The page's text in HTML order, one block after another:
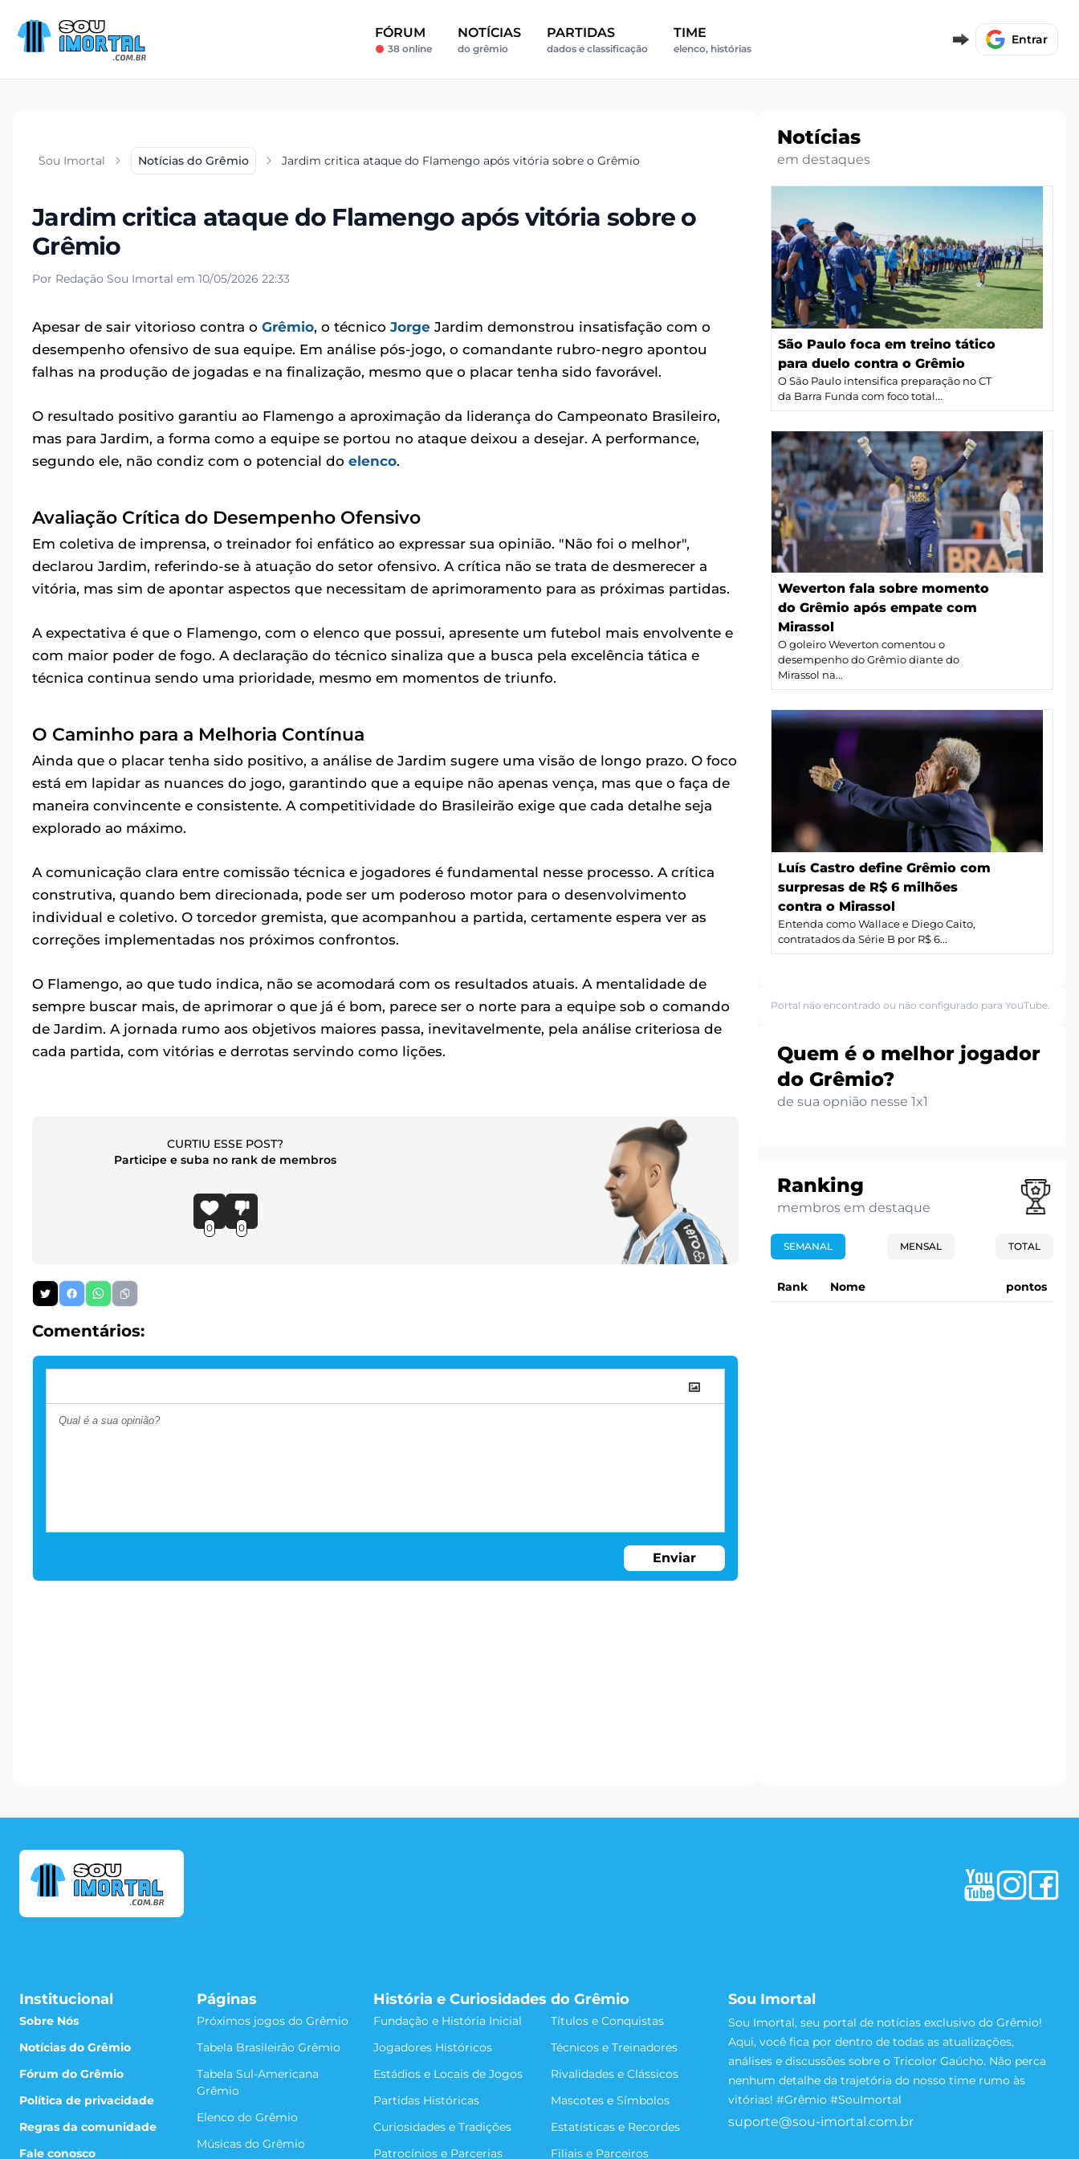
FÓRUM
38 online
NOTÍCIAS
do grêmio
PARTIDAS
dados e classificação
TIME
elenco, histórias
Entrar
Sou Imortal Notícias do Grêmio Jardim critica ataque do Flamengo após vitória sobre o Grêmio
Jardim critica ataque do Flamengo após vitória sobre o
Grêmio
Por Redação Sou Imortal em 10/05/2026 22:33
Apesar de sair vitorioso contra o Grêmio, o técnico Jorge Jardim demonstrou insatisfação com o
desempenho ofensivo de sua equipe. Em análise pós-jogo, o comandante rubro-negro apontou
falhas na produção de jogadas e na finalização, mesmo que o placar tenha sido favorável.
O resultado positivo garantiu ao Flamengo a aproximação da liderança do Campeonato Brasileiro,
mas para Jardim, a forma como a equipe se portou no ataque deixou a desejar. A performance,
segundo ele, não condiz com o potencial do elenco.
Avaliação Crítica do Desempenho Ofensivo
Em coletiva de imprensa, o treinador foi enfático ao expressar sua opinião. "Não foi o melhor",
declarou Jardim, referindo-se à atuação do setor ofensivo. A crítica não se trata de desmerecer a
vitória, mas sim de apontar aspectos que necessitam de aprimoramento para as próximas partidas.
A expectativa é que o Flamengo, com o elenco que possui, apresente um futebol mais envolvente e
com maior poder de fogo. A declaração do técnico sinaliza que a busca pela excelência tática e
técnica continua sendo uma prioridade, mesmo em momentos de triunfo.
O Caminho para a Melhoria Contínua
Ainda que o placar tenha sido positivo, a análise de Jardim sugere uma visão de longo prazo. O foco
está em lapidar as nuances do jogo, garantindo que a equipe não apenas vença, mas que o faça de
maneira convincente e consistente. A competitividade do Brasileirão exige que cada detalhe seja
explorado ao máximo.
A comunicação clara entre comissão técnica e jogadores é fundamental nesse processo. A crítica
construtiva, quando bem direcionada, pode ser um poderoso motor para o desenvolvimento
individual e coletivo. O torcedor gremista, que acompanhou a partida, certamente espera ver as
correções implementadas nos próximos confrontos.
O Flamengo, ao que tudo indica, não se acomodará com os resultados atuais. A mentalidade de
sempre buscar mais, de aprimorar o que já é bom, parece ser o norte para a equipe sob o comando
de Jardim. A jornada rumo aos objetivos maiores passa, inevitavelmente, pela análise criteriosa de
cada partida, com vitórias e derrotas servindo como lições.
CURTIU ESSE POST?
Participe e suba no rank de membros
0 0
Comentários:
Enviar
Notícias
em destaques
São Paulo foca em treino tático
para duelo contra o Grêmio
O São Paulo intensifica preparação no CT
da Barra Funda com foco total...
Weverton fala sobre momento
do Grêmio após empate com
Mirassol
O goleiro Weverton comentou o
desempenho do Grêmio diante do
Mirassol na...
Luís Castro define Grêmio com
surpresas de R$ 6 milhões
contra o Mirassol
Entenda como Wallace e Diego Caito,
contratados da Série B por R$ 6...
Portal não encontrado ou não configurado para YouTube.
Quem é o melhor jogador
do Grêmio?
de sua opnião nesse 1x1
Ranking
membros em destaque
SEMANAL MENSAL TOTAL
Rank Nome pontos
Institucional
Sobre Nós
Notícias do Grêmio
Fórum do Grêmio
Política de privacidade
Regras da comunidade
Fale conosco
Páginas
Próximos jogos do Grêmio
Tabela Brasileirão Grêmio
Tabela Sul-Americana
Grêmio
Elenco do Grêmio
Músicas do Grêmio
História e Curiosidades do Grêmio
Fundação e História Inicial
Títulos e Conquistas
Jogadores Históricos
Técnicos e Treinadores
Estádios e Locais de Jogos
Rivalidades e Clássicos
Partidas Históricas
Mascotes e Símbolos
Curiosidades e Tradições
Estatísticas e Recordes
Patrocínios e Parcerias
Filiais e Parceiros
Sou Imortal
Sou Imortal, seu portal de notícias exclusivo do Grêmio!
Aqui, você fica por dentro de todas as atualizações,
análises e discussões sobre o Tricolor Gaúcho. Não perca
nenhum detalhe da trajetória do nosso time rumo às
vitórias! #Grêmio #SouImortal
suporte@sou-imortal.com.br